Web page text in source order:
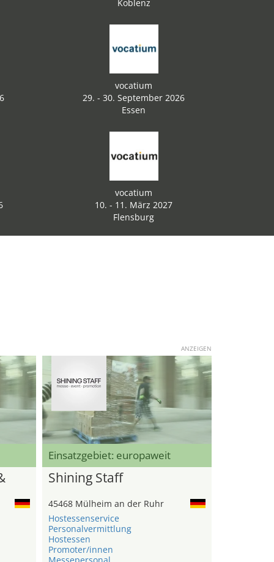
Koblenz
vocatium
29. - 30. September 2026
Essen
vocatium
10. - 11. März 2027
Flensburg
ANZEIGEN
Einsatzgebiet: europaweit
Shining Staff
45468 Mülheim an der Ruhr
Hostessenservice
Personalvermittlung
Hostessen
Promoter/innen